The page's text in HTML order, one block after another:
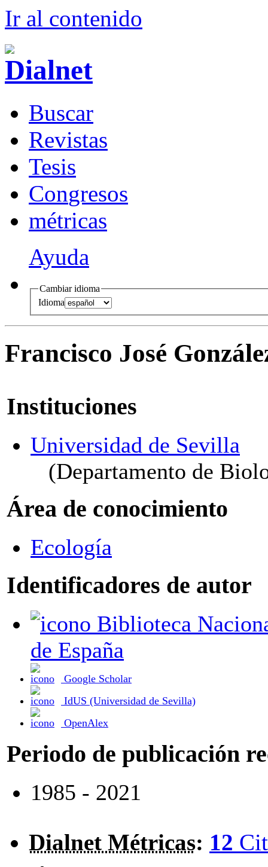
Ir al contenido
Buscar
Revistas
Tesis
Congresos
métricas
Ayuda
Cambiar idioma
Idioma
Francisco José
Instituciones
Universidad de Sevilla
(Departamento de
Área de conocimiento
Ecología
Identificadores de autor
de España
Google Scholar
IdUS (Universidad de Sevilla)
OpenAlex
Periodo de publicación
1985 - 2021
Dialnet Métricas: 12